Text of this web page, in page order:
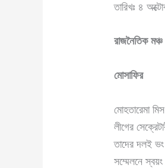
তারিখঃ ৪
রাজনৈতিক মঞ্চ
মোসাফির
মোহতারেমা
লীগের
তাদের দলই
সম্মেলনে